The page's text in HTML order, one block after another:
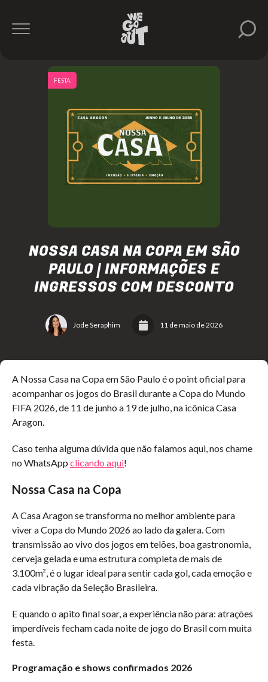
NOSSA CASA NA COPA EM SÃO
PAULO | INFORMAÇÕES E
INGRESSOS COM DESCONTO
Jode Seraphim 11 de maio de 2026
FESTA
A Nossa Casa na Copa em São Paulo é o point oficial para
acompanhar os jogos do Brasil durante a Copa do Mundo
FIFA 2026, de 11 de junho a 19 de julho, na icônica Casa
Aragon.
Caso tenha alguma dúvida que não falamos aqui, nos chame
no WhatsApp clicando aqui!
Nossa Casa na Copa
A Casa Aragon se transforma no melhor ambiente para
viver a Copa do Mundo 2026 ao lado da galera. Com
transmissão ao vivo dos jogos em telões, boa gastronomia,
cerveja gelada e uma estrutura completa de mais de
3.100m², é o lugar ideal para sentir cada gol, cada emoção e
cada vibração da Seleção Brasileira.
E quando o apito final soar, a experiência não para: atrações
imperdíveis fecham cada noite de jogo do Brasil com muita
festa.
Programação e shows confirmados 2026